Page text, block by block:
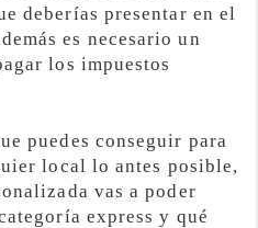
deberías presentar en el
es necesario un
los impuestos
puedes conseguir para
local lo antes posible,
vas a poder
express y qué